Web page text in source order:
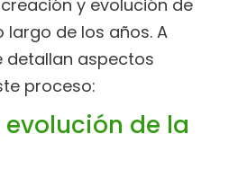
y evolución de
de los años. A
detallan aspectos
proceso:
de la